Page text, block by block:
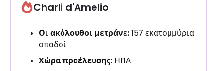
Charli d'Amelio
Οι ακόλουθοι μετράνε:157 εκατομμύρια
οπαδοί
Χώρα προέλευσης: ΗΠΑ